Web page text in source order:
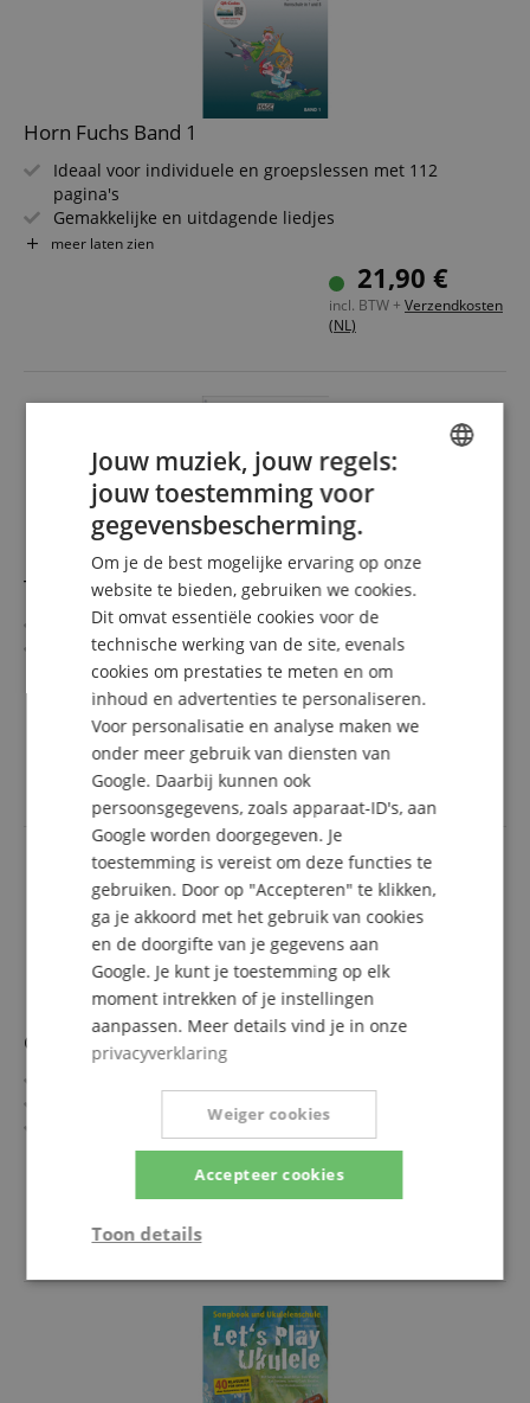
Horn Fuchs Band 1
Ideaal voor individuele en groepslessen met 112
pagina's
Gemakkelijke en uitdagende liedjes
2 technische oefenschema's
Toonherkenningsoefeningen, vingerzettingstabel &
Inclusief oefeningen en playbacks via QR-code
meer laten zien
21,90 €
incl. BTW + Verzendkosten
(NL)
Tuba Fuchs Band 1
Geschikt voor F-, B-, Es- en C-tuba
Inclusief playbacks op cd of via QR-code voor
smartphone & tablet
Auteur: Stefan Dünser & Werner Kreidl
Moeilijkheidsgraad: Zeer makkelijk (2/5)
Omvang: 124 pagina's, formaat: 21 x 29,7 cm
(spiraalbinding)
meer laten zien
21,90 €
incl. BTW +
Guitar Guitar - De 100 Mooiste Melodieën
Makkelijk tot gemiddeld gearrangeerd
Moeilijkheidsgraad: 1-3
100 melodieën van klassiek tot pop
Speelplezier op 208 pagina's met spiraalbinding
Auteurs: Klaus Jäckle & Krzysztof Borkowski
meer laten zien
SPANISH
Jouw muziek, jouw regels:
jouw toestemming voor
gegevensbescherming.
Om je de best mogelijke ervaring op onze
website te bieden, gebruiken we cookies.
Dit omvat essentiële cookies voor de
technische werking van de site, evenals
cookies om prestaties te meten en om
inhoud en advertenties te personaliseren.
Voor personalisatie en analyse maken we
onder meer gebruik van diensten van
Google. Daarbij kunnen ook
persoonsgegevens, zoals apparaat-ID's, aan
Google worden doorgegeven. Je
toestemming is vereist om deze functies te
gebruiken. Door op "Accepteren" te klikken,
ga je akkoord met het gebruik van cookies
en de doorgifte van je gegevens aan
Google. Je kunt je toestemming op elk
moment intrekken of je instellingen
aanpassen. Meer details vind je in onze
privacyverklaring
Accepteer cookies
Weiger cookies
Toon details
Strikt
noodzakelijk
Prestatie Gericht op
Functionaliteit